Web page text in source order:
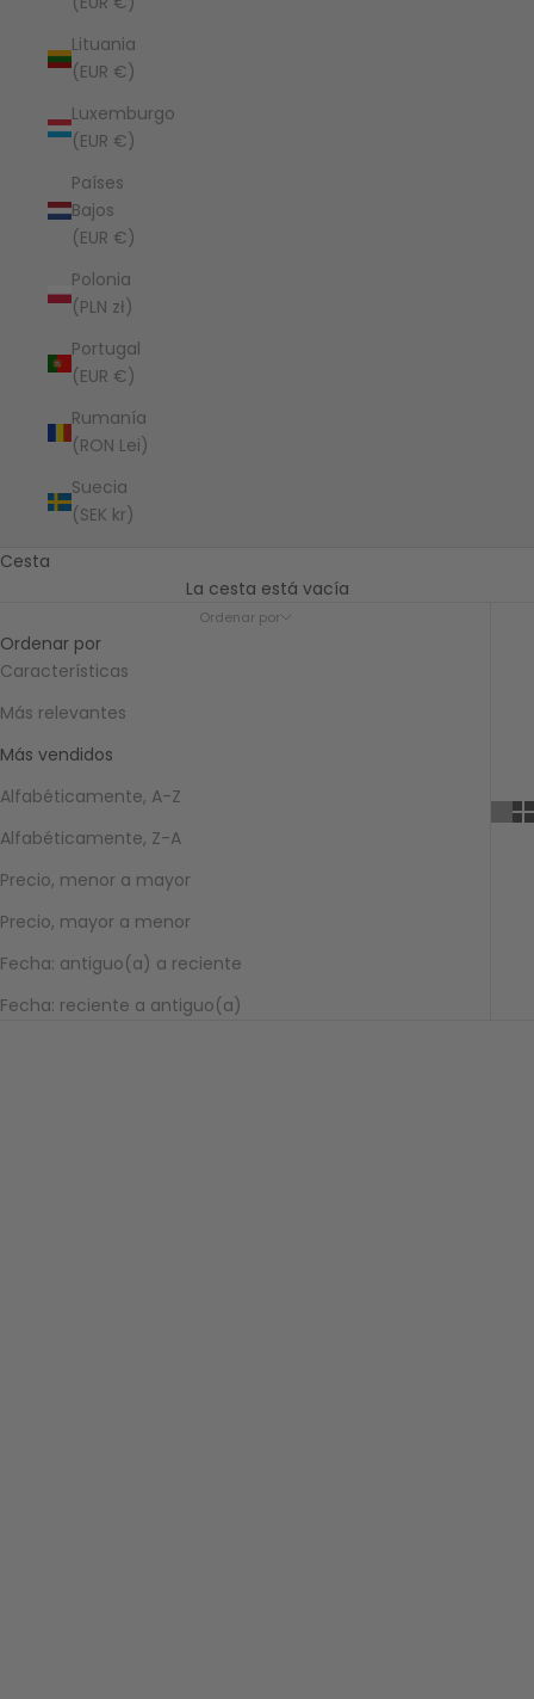
Lituania
(EUR €)
Luxemburgo
(EUR €)
Países
Bajos
(EUR €)
Polonia
(PLN zł)
Portugal
(EUR €)
Rumanía
(RON Lei)
Suecia
(SEK kr)
Cesta
La cesta está vacía
Ordenar por
Ordenar por
Características
Más relevantes
Más vendidos
Alfabéticamente, A-Z
Alfabéticamente, Z-A
Precio, menor a mayor
Precio, mayor a menor
Fecha: antiguo(a) a reciente
Fecha: reciente a antiguo(a)